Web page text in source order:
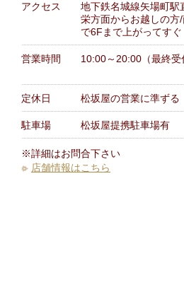
アクセス
地下鉄名城線矢場町駅
栄方面からお越しの方
で6Fまで上がってすぐ
営業時間 10:00～20:00（最終受
定休日 松坂屋の営業に準ずる
駐車場 松坂屋提携駐車場有
※詳細はお問合下さい
店舗情報はこちら